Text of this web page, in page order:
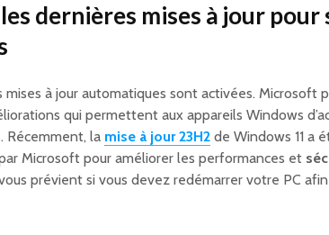
dernières mises à jour pour
mises à jour automatiques sont activées. Microsoft
qui permettent aux appareils Windows
Récemment, la mise à jour 23H2 de Windows 11 a
Microsoft pour améliorer les performances et
prévient si vous devez redémarrer votre PC